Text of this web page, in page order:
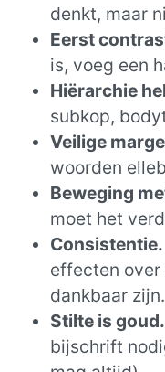
denkt, maar
Eerst
is, voeg een
Hiërarchie
subkop,
Veilige
woorden
Beweging
moet het
Consistentie.
effecten over
dankbaar zijn.
Stilte is goud.
bijschrift